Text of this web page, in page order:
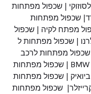
| שכפול מפתחות
| שכפול מפתחות
מפתח לקיה | שכפול
| שכפול מפתחות ל
שכפול מפתחות לרכב
| שכפול מפתחות
| שכפול מפתחות
| שכפול מפתחות